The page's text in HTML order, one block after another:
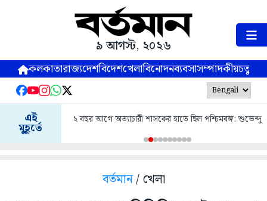
৯ আগস্ট, ২০২৬
কলকাতারাজ্যদেশবিদেশখেলাবিনোদনব্যবসাসম্পাদকীয়
এই
মুহূর্তে
২ বছর আগে অত্যাচারী শাসকের হাতে ছিল পশ্চিমবঙ্গ: শুভেন্দু
বর্তমান/ খেলা